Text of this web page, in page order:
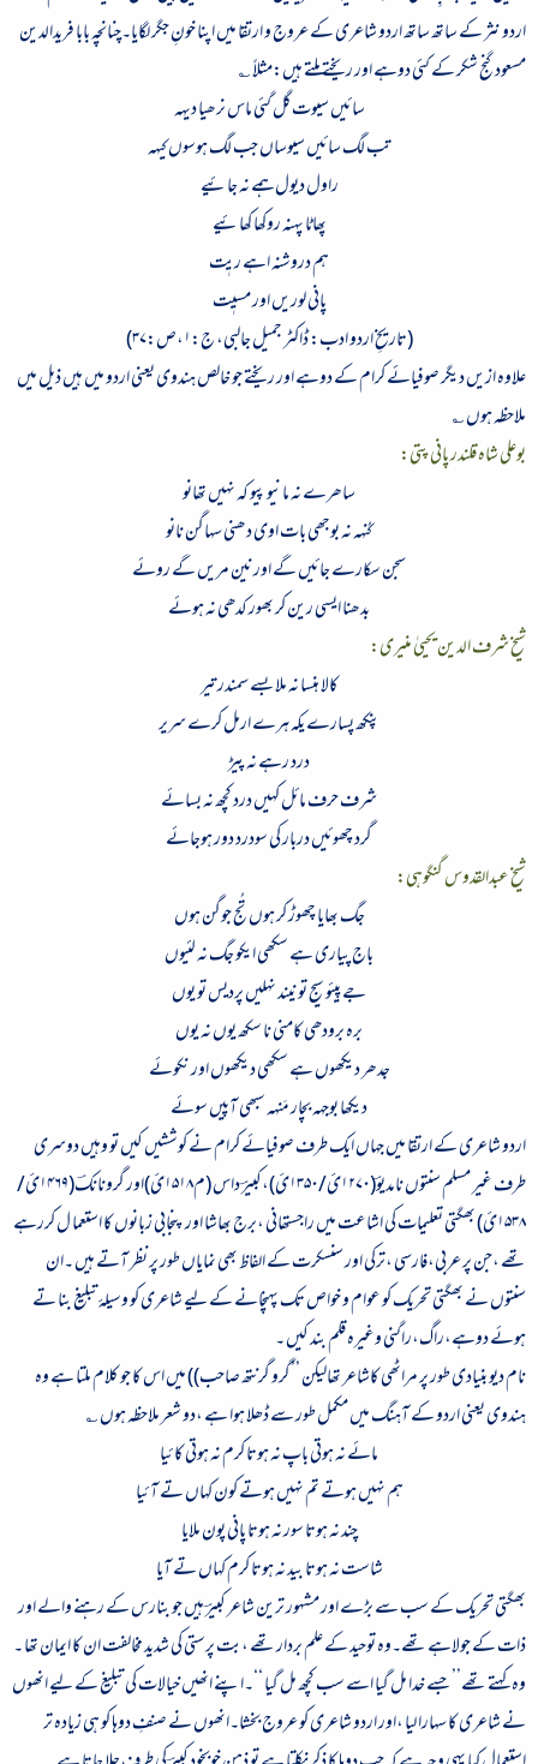
اردو نثر کے ساتھ ساتھ اردو شاعری کے عروج و ارتقا میں اپنا خونِ جگر لگایا۔چنانچہ بابا فریدالدین
مسعود گنج شکر کے کئی دوہے اور ریختے ملتے ہیں:مثلاً ؎
سائیں سیوت گل گئی ماس نرھیا دیہہ
تب لگ سائیں سیوساں جب لگ ہوسوں کیہہ
راول دیول ہمے نہ جائیے
پھاٹا پہنہ روکھا کھائیے
ہم دروشنہ اہے ریٖت
پانی لوریں اور مسیٖت
(تاریخِ اردو ادب: ڈاکٹر جمیل جالبی، ج:۱،ص:۳۷)
علاوہ ازیں دیگر صوفیائے کرام کے دوہے اور ریختے جو خالص ہندوی یعنی اردو میں ہیں ذیل میں
ملاحظہ ہوں ؎
بوعلی شاہ قلندر پانی پتی:
ساھرے نہ مانیو پیو کہ نہیں تھانو
کُنہہ نہ بوجھی بات اوی دھنی سہاگن نانو
سجن سکارے جائیں گے اور نین مریں گے روئے
بدھنا ایسی رین کر بھور کدھی نہ ہوئے
شیخ شرف الدین یحییٰ منیری:
کالا ہنسا نہ ملا بسے سمندر تیر
پنکھ پسارے یکہ ہرے ارمل کرے سریر
درد رہے نہ پیڑ
شرف حرف مائل کہیں درد کچھ نہ بسائے
گرد چھوئیں دربار کی سودرد دور ہوجائے
شیخ عبدالقدوس گنگوہی:
جگ بھایا چھوڑ کر ہوں تُج جوگن ہوں
باج پیاری ہے سکھی ایکو جگ نہ لئیوں
جے پیئو سیج تو نیند نہلیں پردیس تو یوں
برہ برودھی کامنی نا سکھ یوں نہ یوں
جدھر دیکھوں ہے سکھی دیکھوں اور نکوئے
دیکھا بوجہہ بچار مَنہہ سبھی آپیں سوئے
اردو شاعری کے ارتقا میں جہاں ایک طرف صوفیائے کرام نے کوششیں کیں تو وہیں دوسری
طرف غیر مسلم سنتوں نامدیوؔ(۱۲۷۰ئ/۱۳۵۰ئ)،کبیرؔ داس (م۱۵۱۸ئ)اور گرونانکؔ(۱۴۶۹ئ/
۱۵۳۸ئ) بھگتی تعلیمات کی اشاعت میں راجستھانی ،برج بھاشا اور پنجابی زبانوں کا استعما ل کررہے
تھے ،جن پر عربی،فارسی ،ترکی اور سنسکرت کے الفاظ بھی نمایاں طور پر نظر آتے ہیں ۔ان
سنتوں نے بھگتی تحریک کو عوام و خواص تک پہنچانے کے لیے شاعری کو وسیلۂ تبلیغ بنا تے
ہوئے دوہے،راگ،راگنی وغیرہ قلم بند کیں ۔
نام دیو بنیادی طور پر مراٹھی کاشاعر تھالیکن ’’گرو گرنتھ صاحب)) میں اس کا جو کلام ملتا ہے وہ
ہندوی یعنی اردو کے آہنگ میں مکمل طور سے ڈھلا ہوا ہے ،دو شعر ملاحظہ ہوں ؎
مائے نہ ہوتی باپ نہ ہوتا کرم نہ ہوتی کائیا
ہم نہیں ہوتے تم نہیں ہوتے کون کہاں تے آئیا
چند نہ ہوتا سور نہ ہوتا پانی پون ملایا
شاست نہ ہوتا بید نہ ہوتا کرم کہاں تے آیا
بھگتی تحریک کے سب سے بڑے اور مشہور ترین شاعر کبیرؔ ہیں جو بنارس کے رہنے والے اور
ذات کے جولاہے تھے۔وہ توحید کے علم بردار تھے ،بت پرستی کی شدید مخالفت ان کا ایمان تھا ۔
وہ کہتے تھے’’ جسے خدا مل گیا اسے سب کچھ مل گیا ‘‘۔اپنے انھیں خیالات کی تبلیغ کے لیے انھوں
نے شاعری کا سہارا لیا ،اور اردو شاعری کو عروج بخشا۔انھوں نے صنفِ دوہا کو ہی زیادہ تر